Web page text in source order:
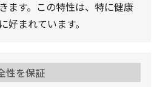
ます。この特性は、特に健康
好まれています。
性を保証